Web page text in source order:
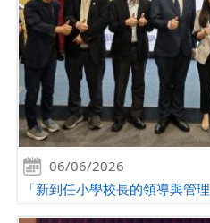
06/06/2026
「新到任小學校長的領導與管